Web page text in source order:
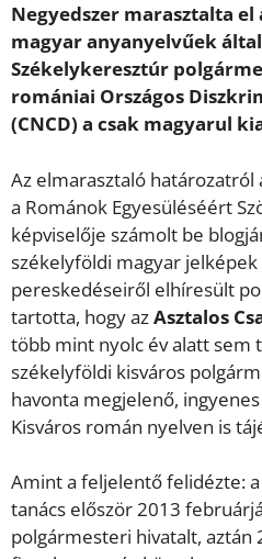
Negyedszer marasztalta el
magyar anyanyelvűek
Székelykeresztúr
romániai Országos
(CNCD) a csak magyarul
Az elmarasztaló határozatról
a Románok Egyesüléséért
képviselője számolt be
székelyföldi magyar
pereskedéseiről elhíresült
tartotta, hogy azAsztalos
több mint nyolc év alatt sem
székelyföldi kisváros
havonta megjelenő,
Kisváros román nyelven is
Amint a feljelentő felidézte:
tanács először 2013
polgármesteri hivatalt, aztán